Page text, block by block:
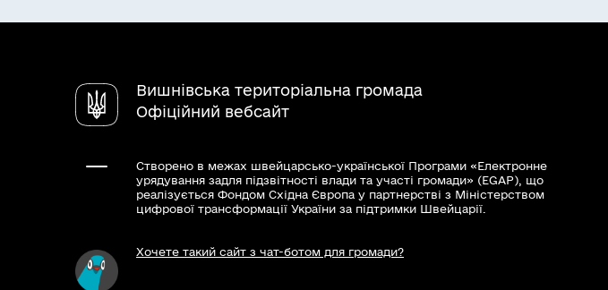
Вишнівська територіальна громада
Офіційний вебсайт
Створено в межах швейцарсько-української Програми «Електронне
урядування задля підзвітності влади та участі громади» (EGAP), що
реалізується Фондом Східна Європа у партнерстві з Міністерством
цифрової трансформації України за підтримки Швейцарії.
Хочете такий сайт з чат-ботом для громади?